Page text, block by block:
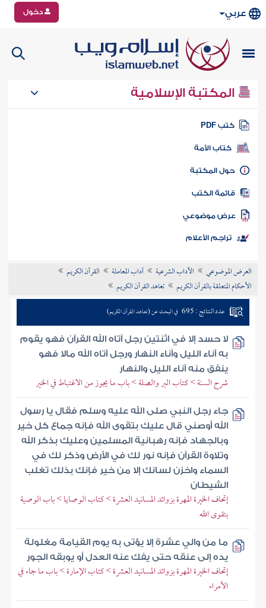
عربي دخول
المكتبة الإسلامية
كتب PDF
كتاب الأمة
المكتبة
الكتب
موضوعي
تراجم الأعلام
العرض الموضوعي الآداب الشرعية آداب المعاملة
القرآن الكريم
الأحكام المتعلقة بالقرآن الكريم
تعاهد القرآن الكريم
عدد النتائج : 695 في البحث عن (تعاهد القرآن الكريم)
لا حسد إلا في اثنتين رجل آتاه الله القرآن فهو يقوم
به آناء الليل وآناء النهار ورجل آتاه الله مالا فهو
ينفق منه آناء الليل والنهار
شرح السنة > كتاب البر والصلة > باب ما يجوز من الاغتباط في الخير
جاء رجل النبي صلى الله عليه وسلم فقال يا رسول
الله أوصني قال عليك بتقوى الله فإنه جماع كل خير
وبالجهاد فإنه رهبانية المسلمين وعليك بذكر الله
وتلاوة القرآن فإنه نور لك في الأرض وذكر لك في
السماء واخزن لسانك إلا من خير فإنك بذلك تغلب
الشيطان
إتحاف الخيرة المهرة بزوائد المسانيد العشرة > كتاب الوصايا > باب الوصية
بتقوى الله
ما من والي عشرة إلا يؤتى به يوم القيامة مغلولة
يده إلى عنقه حتى يفك عنه العدل أو يوبقه الجور
إتحاف الخيرة المهرة بزوائد المسانيد العشرة > كتاب الإمارة > باب ما جاء في
الأمراء